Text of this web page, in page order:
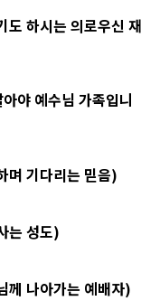
하시는 의로우신 재
야 예수님 가족입니
며 기다리는 믿음)
는 성도)
께 나아가는 예배자)